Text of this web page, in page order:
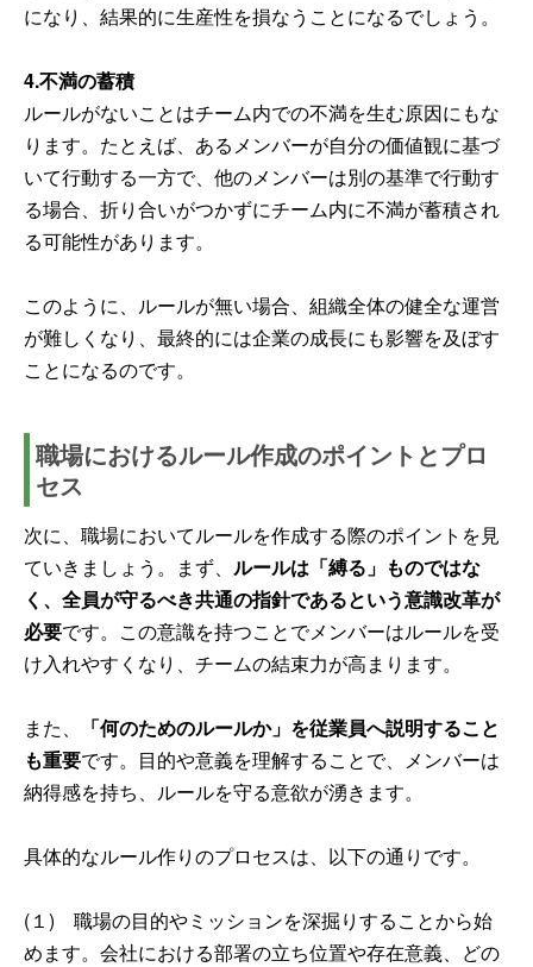
になり、結果的に生産性を損なうことになるでしょう。
4.不満の蓄積
ルールがないことはチーム内での不満を生む原因にもな
ります。たとえば、あるメンバーが自分の価値観に基づ
いて行動する一方で、他のメンバーは別の基準で行動す
る場合、折り合いがつかずにチーム内に不満が蓄積され
る可能性があります。
このように、ルールが無い場合、組織全体の健全な運営
が難しくなり、最終的には企業の成長にも影響を及ぼす
ことになるのです。
職場におけるルール作成のポイントとプロ
セス
次に、職場においてルールを作成する際のポイントを見
ていきましょう。まず、 ルールは「縛る」ものではな
く、全員が守るべき共通の指針であるという意識改革が
必要です。この意識を持つことでメンバーはルールを受
け入れやすくなり、チームの結束力が高まります。
また、
「何のためのルールか」を従業員へ説明すること
も重要です。目的や意義を理解することで、メンバーは
納得感を持ち、ルールを守る意欲が湧きます。
具体的なルール作りのプロセスは、以下の通りです。
(１) 職場の目的やミッションを深掘りすることから始
めます。会社における部署の立ち位置や存在意義、どの